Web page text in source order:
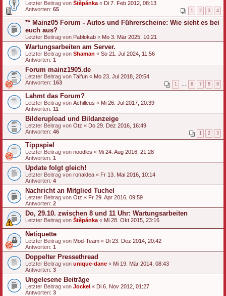
Letzter Beitrag von Štěpánka « Di 7. Feb 2012, 08:13
Antworten: 65 1 2 3 4
** Mainz05 Forum - Autos und Führerscheine: Wie sieht es bei
euch aus?
Letzter Beitrag von Pablokab « Mo 3. Mär 2025, 10:21
Wartungsarbeiten am Server.
Letzter Beitrag von Shaman « So 21. Jul 2024, 11:56
Antworten: 1
Forum mainz1905.de
Letzter Beitrag von Taifun « Mo 23. Jul 2018, 20:54
Antworten: 163 1 6 7 8 9
Lahmt das Forum?
Letzter Beitrag von Achilleus « Mi 26. Jul 2017, 20:39
Antworten: 11
Bilderupload und Bildanzeige
Letzter Beitrag von Otz « Do 29. Dez 2016, 16:49
Antworten: 46 1 2 3
Tippspiel
Letzter Beitrag von noodles « Mi 24. Aug 2016, 21:28
Antworten: 1
Update folgt gleich!
Letzter Beitrag von ronaldea « Fr 13. Mai 2016, 10:14
Antworten: 4
Nachricht an Mitglied Tuchel
Letzter Beitrag von Otz « Fr 29. Apr 2016, 09:59
Antworten: 2
Do, 29.10. zwischen 8 und 11 Uhr: Wartungsarbeiten
Letzter Beitrag von Štěpánka « Mi 28. Okt 2015, 23:16
Netiquette
Letzter Beitrag von Mod-Team « Di 23. Dez 2014, 20:42
Antworten: 1
Doppelter Pressethread
Letzter Beitrag von unique-dane « Mi 19. Mär 2014, 08:43
Antworten: 3
Ungelesene Beiträge
Letzter Beitrag von Jockel « Di 6. Nov 2012, 01:27
Antworten: 3